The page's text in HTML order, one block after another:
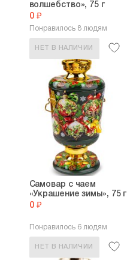
волшебство», 75 г
0 ₽
Понравилось 8 людям
НЕТ В НАЛИЧИИ
Самовар с чаем
«Украшение зимы», 75 г
0 ₽
Понравилось 6 людям
НЕТ В НАЛИЧИИ